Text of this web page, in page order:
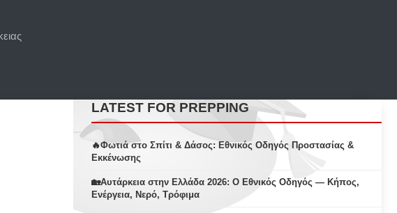
LATEST FOR PREPPING
🔥Φωτιά στο Σπίτι & Δάσος: Εθνικός Οδηγός Προστασίας &
Εκκένωσης
🏡Αυτάρκεια στην Ελλάδα 2026: Ο Εθνικός Οδηγός — Κήπος,
Ενέργεια, Νερό, Τρόφιμα